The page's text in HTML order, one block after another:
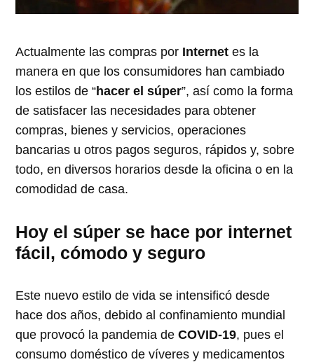
Actualmente las compras por Internet es la
manera en que los consumidores han cambiado
los estilos de “hacer el súper”, así como la forma
de satisfacer las necesidades para obtener
compras, bienes y servicios, operaciones
bancarias u otros pagos seguros, rápidos y, sobre
todo, en diversos horarios desde la oficina o en la
comodidad de casa.
Hoy el súper se hace por internet
fácil, cómodo y seguro
Este nuevo estilo de vida se intensificó desde
hace dos años, debido al confinamiento mundial
que provocó la pandemia deCOVID-19, pues el
consumo doméstico de víveres y medicamentos